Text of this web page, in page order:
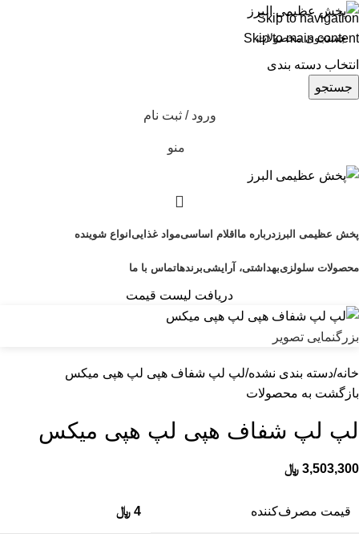
Skip to navigation
Skip to main content
انتخاب دسته بندی
جستجو
ورود / ثبت نام
منو
پخش عظیمی البرز درباره مااقلام اساسیمواد غذاییانواع شوینده
محصولات سلولزیبهداشتی، آرایشیبرندهاتماس با ما
دریافت لیست قیمت
بزرگنمایی تصویر
خانه دسته بندی نشده لپ لپ شفاف هپی لپ هپی میکس
بازگشت به محصولات
لپ لپ شفاف هپی لپ هپی میکس
3,503,300 ﷼
قیمت مصرف‌کننده 4 ﷼